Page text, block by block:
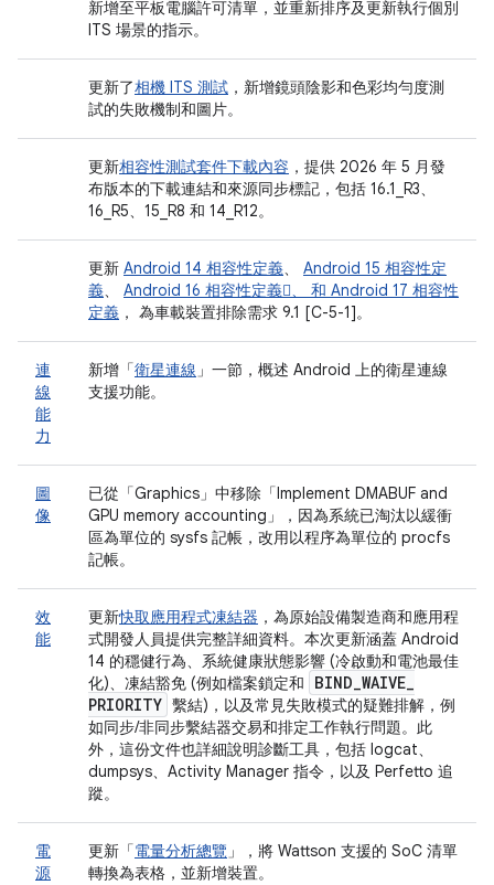
新增至平板電腦許可清單，並重新排序及更新執行個別
ITS 場景的指示。
更新了相機 ITS 測試 ，新增鏡頭陰影和色彩均勻度測
試的失敗機制和圖片。
更新相容性測試套件下載內容 ，提供 2026 年 5 月發
布版本的下載連結和來源同步標記，包括 16.1_R3、
16_R5、15_R8 和 14_R12。
更新 Android 14 相容性定義、 Android 15 相容性定
義、 Android 16 相容性定義、 和 Android 17 相容性
定義 ， 為車載裝置排除需求 9.1 [C-5-1]。
連
線
能
力
新增「衛星連線 」一節，概述 Android 上的衛星連線
支援功能。
圖
像
已從「Graphics」 中移除「Implement DMABUF and
GPU memory accounting」
，因為系統已淘汰以緩衝
區為單位的 sysfs 記帳，改用以程序為單位的 procfs
記帳。
效
能
更新快取應用程式凍結器 ，為原始設備製造商和應用程
式開發人員提供完整詳細資料。本次更新涵蓋 Android
14 的穩健行為、系統健康狀態影響 (冷啟動和電池最佳
化)、凍結豁免 (例如檔案鎖定和
BIND_WAIVE_
PRIORITY 繫結)，以及常見失敗模式的疑難排解，例
如同步/非同步繫結器交易和排定工作執行問題。此
外，這份文件也詳細說明診斷工具，包括 logcat、
dumpsys、Activity Manager 指令，以及 Perfetto 追
蹤。
電
源
更新「電量分析總覽 」，將 Wattson 支援的 SoC 清單
轉換為表格，並新增裝置。